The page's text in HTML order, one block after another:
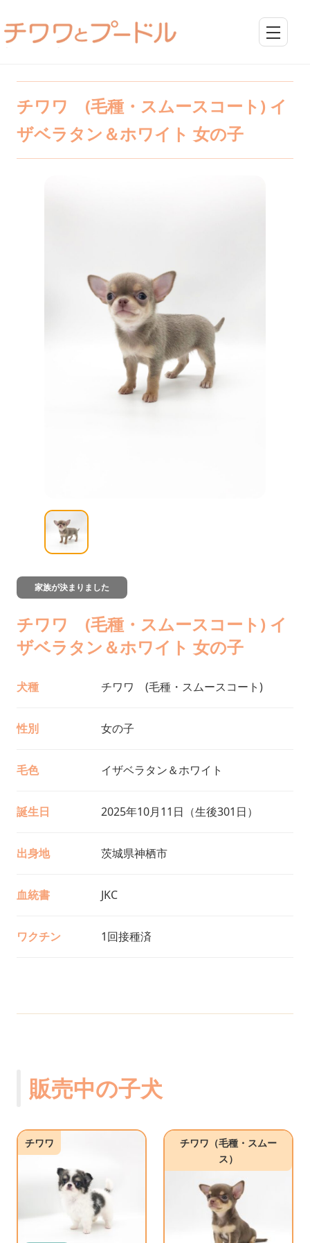
チワワ (毛種・スムースコート) イ
ザベラタン＆ホワイト 女の子
家族が決まりました
チワワ (毛種・スムースコート) イ
ザベラタン＆ホワイト 女の子
犬種 チワワ (毛種・スムースコート)
性別 女の子
毛色 イザベラタン＆ホワイト
誕生日 2025年10月11日（生後301日）
出身地 茨城県神栖市
血統書 JKC
ワクチン 1回接種済
販売中の子犬
チワワ
チワワ（毛種・スムー
ス）